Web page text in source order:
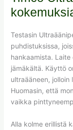
Testasin
puhdistuksissa,
hankaamista.
jämäkältä. Käyttö
ultraääneen,
Huomasin, että
vaikka
Alla kolme erillistä